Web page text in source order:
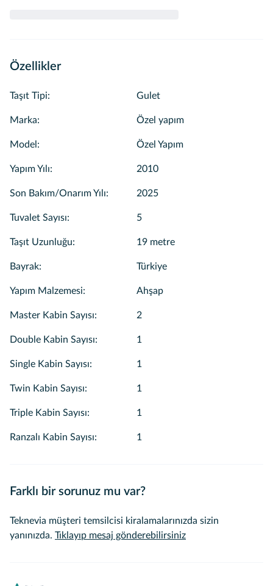
Özellikler
Taşıt Tipi: Gulet
Marka: Özel yapım
Model : Özel Yapım
Yapım Yılı: 2010
Son Bakım/Onarım Yılı: 2025
Tuvalet Sayısı: 5
Taşıt Uzunluğu: 19 metre
Bayrak: Türkiye
Yapım Malzemesi: Ahşap
Master Kabin Sayısı: 2
Double Kabin Sayısı: 1
Single Kabin Sayısı: 1
Twin Kabin Sayısı: 1
Triple Kabin Sayısı: 1
Ranzalı Kabin Sayısı: 1
Farklı bir sorunuz mu var?
Teknevia müşteri temsilcisi kiralamalarınızda sizin
yanınızda. Tıklayıp mesaj gönderebilirsiniz